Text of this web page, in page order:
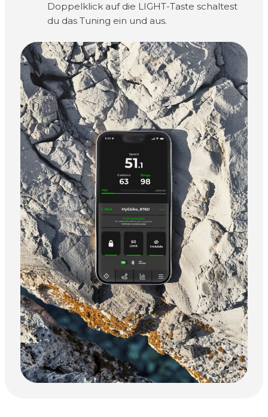
Doppelklick auf die LIGHT-Taste schaltest
du das Tuning ein und aus.